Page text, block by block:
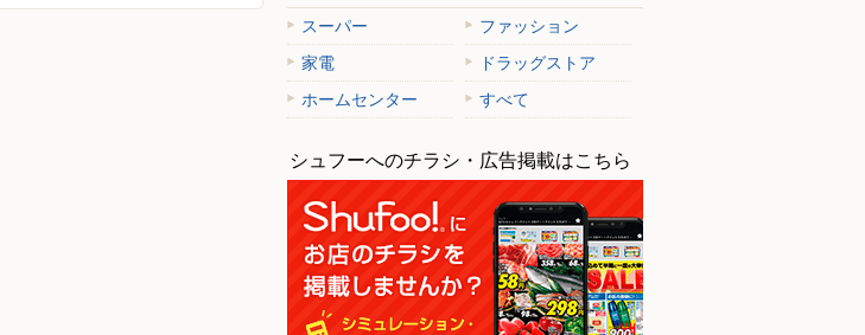
スーパー
ファッション
家電
ドラッグストア
ホームセンター
すべて
シュフーへのチラシ・広告掲載はこちら